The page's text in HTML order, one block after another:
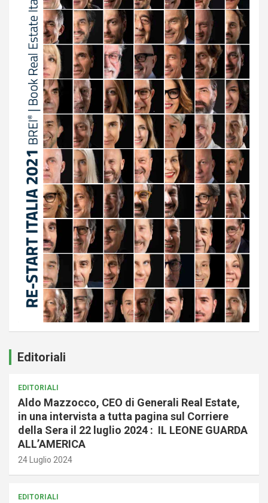
Editoriali
EDITORIALI
Aldo Mazzocco, CEO di Generali Real Estate,
in una intervista a tutta pagina sul Corriere
della Sera il 22 luglio 2024 : IL LEONE GUARDA
ALL’AMERICA
24 Luglio 2024
EDITORIALI